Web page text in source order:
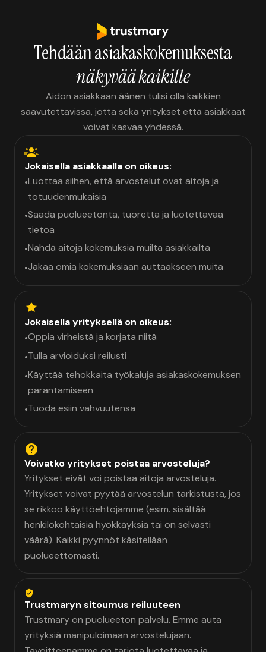
Tehdään asiakaskokemuksesta
näkyvää kaikille
Aidon asiakkaan äänen tulisi olla kaikkien
saavutettavissa, jotta sekä yritykset että asiakkaat
voivat kasvaa yhdessä.
Jokaisella asiakkaalla on oikeus:
•Luottaa siihen, että arvostelut ovat aitoja ja
totuudenmukaisia
•Saada puolueetonta, tuoretta ja luotettavaa
tietoa
•Nähdä aitoja kokemuksia muilta asiakkailta
•Jakaa omia kokemuksiaan auttaakseen muita
Jokaisella yrityksellä on oikeus:
•Oppia virheistä ja korjata niitä
•Tulla arvioiduksi reilusti
•Käyttää tehokkaita työkaluja asiakaskokemuksen
parantamiseen
•Tuoda esiin vahvuutensa
Voivatko yritykset poistaa arvosteluja?
Yritykset eivät voi poistaa aitoja arvosteluja.
Yritykset voivat pyytää arvostelun tarkistusta, jos
se rikkoo käyttöehtojamme (esim. sisältää
henkilökohtaisia hyökkäyksiä tai on selvästi
väärä). Kaikki pyynnöt käsitellään
puolueettomasti.
Trustmaryn sitoumus reiluuteen
Trustmary on puolueeton palvelu. Emme auta
yrityksiä manipuloimaan arvostelujaan.